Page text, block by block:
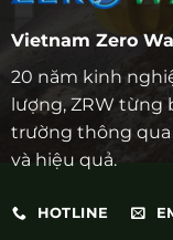
Vietnam Zero
20 năm kinh
lượng, ZRW từng
trường thông qua
và hiệu quả.
HOTLINE